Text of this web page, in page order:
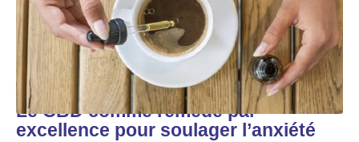
Le CBD comme remède par
excellence pour soulager l’anxiété